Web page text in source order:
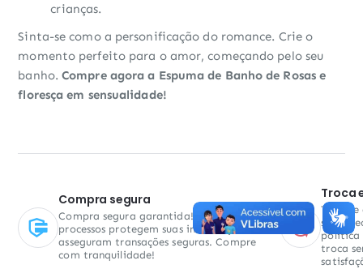
crianças.
Sinta-se como a personificação do romance. Crie o
momento perfeito para o amor, começando pelo seu
banho.Compre agora a Espuma de Banho de Rosas e
floresça em sensualidade!
Compra segura
Compra segura garantida! Nossos
processos protegem suas informações e
asseguram transações seguras. Compre
com tranquilidade!
Troca
Troca e
sem
política
troca